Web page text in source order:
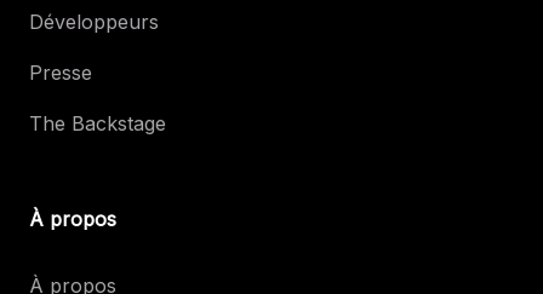
Développeurs
Presse
The Backstage
À propos
À propos